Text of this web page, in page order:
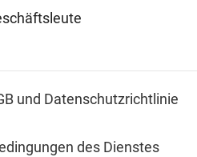
und Datenschutzrichtlinie
des Dienstes